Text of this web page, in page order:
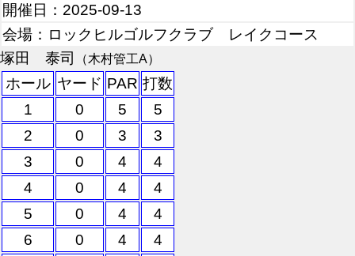
開催日：2025-09-13
会場：ロックヒルゴルフクラブ レイクコース
塚田 泰司
（木村管工A）
ホール ヤード PAR 打数
1
0 5
5
2
0 3
3
3
0 4
4
4
0 4
4
5
0 4
4
6
0 4
4